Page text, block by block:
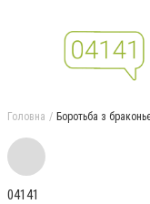
Головна Боротьба з
04141